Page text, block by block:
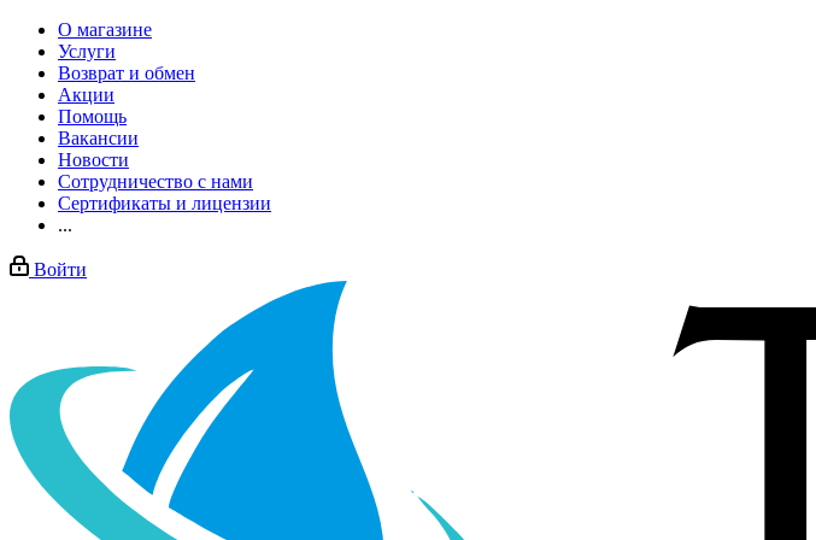
О магазине
Услуги
Возврат и обмен
Акции
Помощь
Вакансии
Новости
Сотрудничество с нами
Сертификаты и лицензии
...
Войти